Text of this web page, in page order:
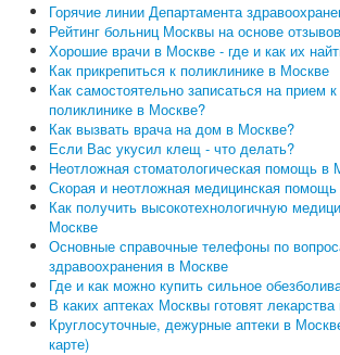
Горячие линии Департамента
Рейтинг больниц Москвы на основе
Хорошие врачи в Москве - где и как их
Как прикрепиться к поликлинике в Москве
Как самостоятельно записаться на прием
поликлинике в Москве?
Как вызвать врача на дом в Москве?
Если Вас укусил клещ - что делать?
Неотложная стоматологическая помощь в
Скорая и неотложная медицинская
Как получить высокотехнологичную
Москве
Основные справочные телефоны по
здравоохранения в Москве
Где и как можно купить сильное
В каких аптеках Москвы готовят лекарства
Круглосуточные, дежурные аптеки в
карте)